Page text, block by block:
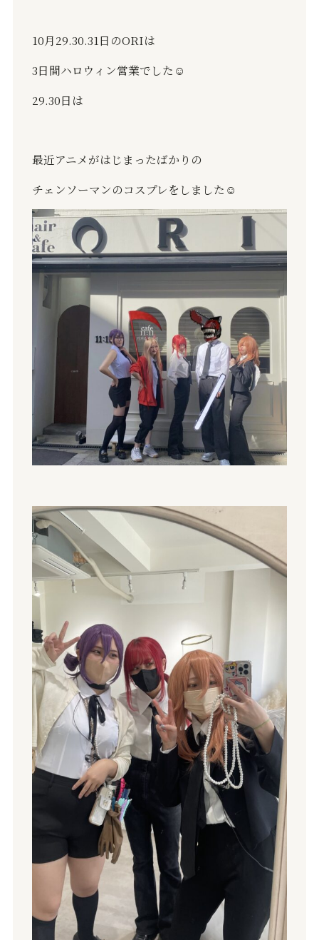
10月29.30.31日のORIは
3日間ハロウィン営業でした ☺️
29.30日は
最近アニメがはじまったばかりの
チェンソーマンのコスプレをしました ☺️